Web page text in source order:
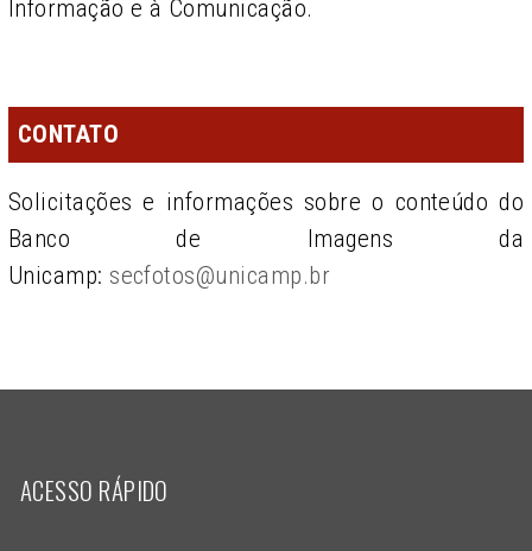
Informação e à Comunicação.
CONTATO
Solicitações e informações sobre o conteúdo do
Banco de Imagens da
Unicamp: secfotos@unicamp.br
ACESSO RÁPIDO